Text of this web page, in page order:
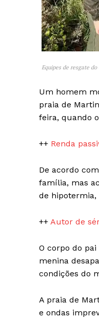
Equipes de resgate
Um homem
praia de
feira, quando
++ Renda
De acordo
família, mas
de hipotermia,
++ Autor de
O corpo do
menina
condições do
A praia de
e ondas